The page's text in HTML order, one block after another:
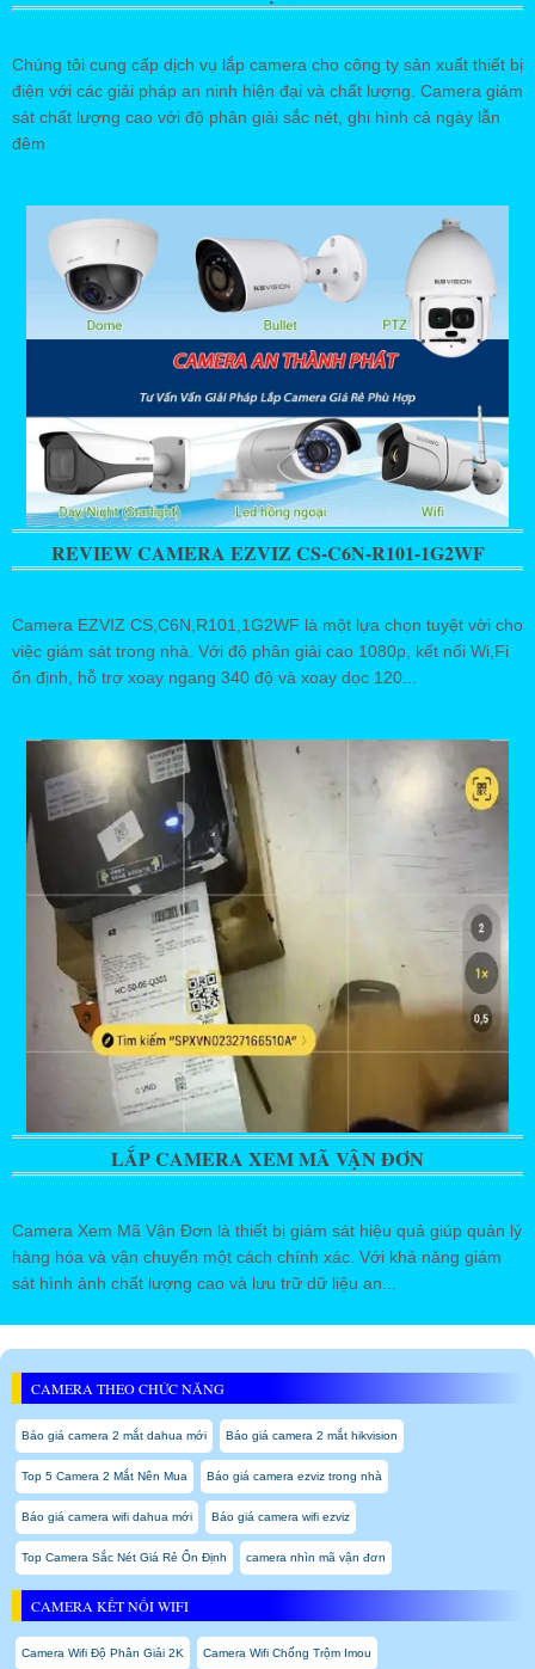
Chúng tôi cung cấp dịch vụ lắp camera cho công ty sản xuất thiết bị
điện với các giải pháp an ninh hiện đại và chất lượng. Camera giám
sát chất lượng cao với độ phân giải sắc nét, ghi hình cả ngày lẫn
đêm
REVIEW CAMERA EZVIZ CS-C6N-R101-1G2WF
Camera EZVIZ CS,C6N,R101,1G2WF là một lựa chọn tuyệt vời cho
việc giám sát trong nhà. Với độ phân giải cao 1080p, kết nối Wi,Fi
ổn định, hỗ trợ xoay ngang 340 độ và xoay dọc 120...
LẮP CAMERA XEM MÃ VẬN ĐƠN
Camera Xem Mã Vận Đơn là thiết bị giám sát hiệu quả giúp quản lý
hàng hóa và vận chuyển một cách chính xác. Với khả năng giám
sát hình ảnh chất lượng cao và lưu trữ dữ liệu an...
CAMERA THEO CHỨC NĂNG
Báo giá camera 2 mắt dahua mới Báo giá camera 2 mắt hikvision
Top 5 Camera 2 Mắt Nên Mua Báo giá camera ezviz trong nhà
Báo giá camera wifi dahua mới Báo giá camera wifi ezviz
Top Camera Sắc Nét Giá Rẻ Ổn Định camera nhìn mã vận đơn
CAMERA KẾT NỐI WIFI
Camera Wifi Độ Phân Giải 2K Camera Wifi Chống Trộm Imou